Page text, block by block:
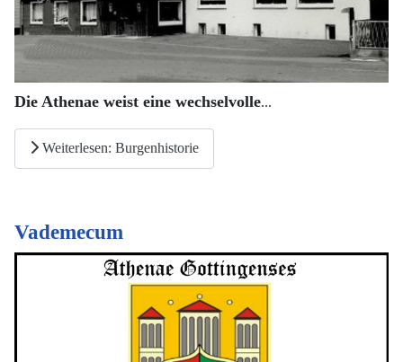
Die Athenae weist eine wechselvolle...
Weiterlesen: Burgenhistorie
Vademecum